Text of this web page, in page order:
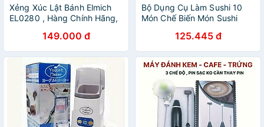
Xẻng Xúc Lật Bánh Elmich
EL0280 , Hàng Chính Hãng,
Không BPA - JoyMall
149.000 đ
Bộ Dụng Cụ Làm Sushi 10
Món Chế Biến Món Sushi
125.445 đ